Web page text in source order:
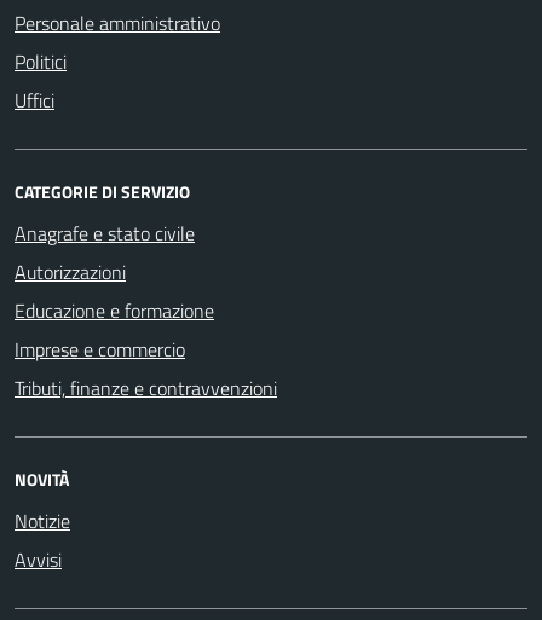
Personale amministrativo
Politici
Uffici
CATEGORIE DI SERVIZIO
Anagrafe e stato civile
Autorizzazioni
Educazione e formazione
Imprese e commercio
Tributi, finanze e contravvenzioni
NOVITÀ
Notizie
Avvisi